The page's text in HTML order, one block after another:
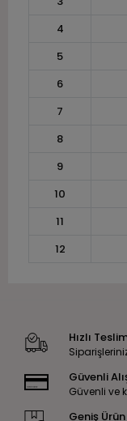
4
5
6
7
8
9
10
11
12
Hızlı
Güvenli
Güvenli ve
Geniş